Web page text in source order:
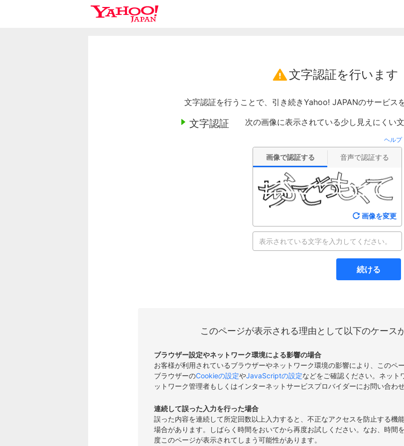
文字認証を行います
文字認証を行うことで、引き続きYahoo! JAPANのサービス
文字認証 次の画像に表示されている少し見えにくい
ヘルプ
画像で認証する 音声で認証する
画像を変更
続ける
このページが表示される理由として以下のケース
ブラウザー設定やネットワーク環境による影響の場合
お客様が利用されているブラウザーやネットワーク環境の影響により、このペ
ブラウザーのCookieの設定やJavaScriptの設定などをご確認ください。ネット
ットワーク管理者もしくはインターネットサービスプロバイダーにお問い合わせ
連続して誤った入力を行った場合
誤った内容を連続して所定回数以上入力すると、不正なアクセスを防止する機
場合があります。しばらく時間をおいてから再度お試しください。なお、時間
度このページが表示されてしまう可能性があります。